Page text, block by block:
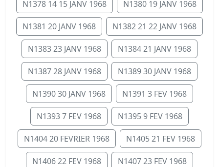
N1378 14 15 JANV 1968 N1380 19 JANV 1968
N1381 20 JANV 1968 N1382 21 22 JANV 1968
N1383 23 JANV 1968 N1384 21 JANV 1968
N1387 28 JANV 1968 N1389 30 JANV 1968
N1390 30 JANV 1968 N1391 3 FEV 1968
N1393 7 FEV 1968 N1395 9 FEV 1968
N1404 20 FEVRIER 1968 N1405 21 FEV 1968
N1406 22 FEV 1968 N1407 23 FEV 1968